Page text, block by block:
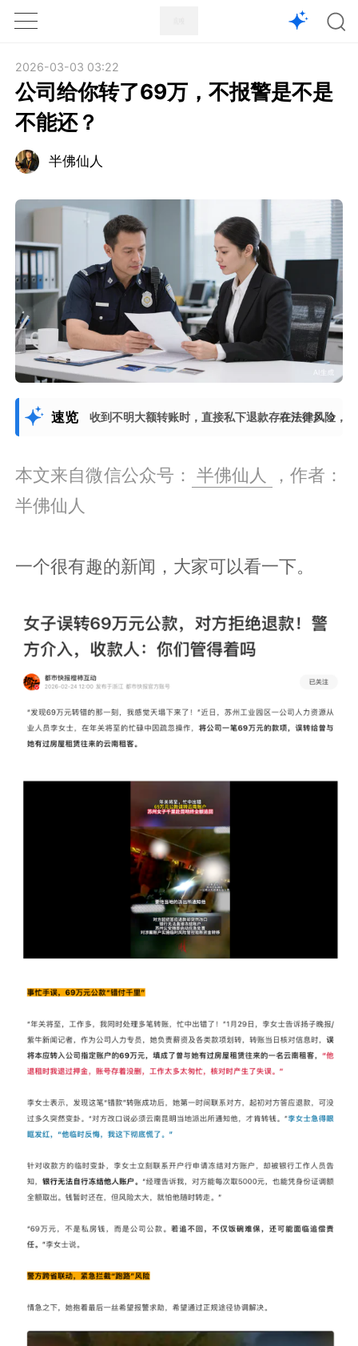
1X
2026-03-03 03:22
公司给你转了69万，不报警是不是
不能还？
半佛仙人
速览 收到不明大额转账时，直接私下退款存在法律风险，
展开更多
本文来自微信公众号： 半佛仙人
，作者：
半佛仙人
一个很有趣的新闻，大家可以看一下。